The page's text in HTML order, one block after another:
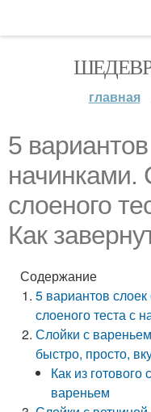
главная
5
начинками.
слоеного
Как
Содержание
5 вариантов
слоеного теста с
Слойки с вареньем
быстро, просто,
Как из готового
вареньем